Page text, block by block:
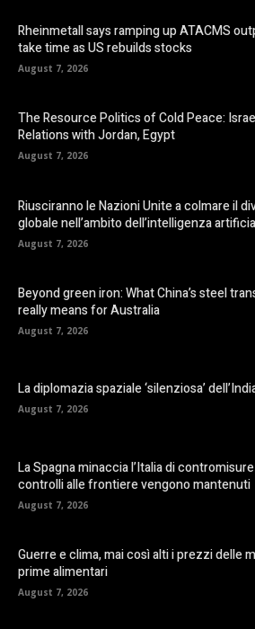
Rheinmetall says ramping up ATACMS
take time as US rebuilds stocks
August 7, 2026
The Resource Politics of Cold Peace:
Relations with Jordan, Egypt
August 7, 2026
Riusciranno le Nazioni Unite a colmare il
globale nell’ambito dell’intelligenza
August 7, 2026
Beyond green iron: What China’s steel
really means for Australia
August 7, 2026
La diplomazia spaziale ‘silenziosa’
August 7, 2026
La Spagna minaccia l’Italia di
controlli alle frontiere vengono mantenuti
August 7, 2026
Guerre e clima, mai così alti i prezzi delle
prime alimentari
August 7, 2026